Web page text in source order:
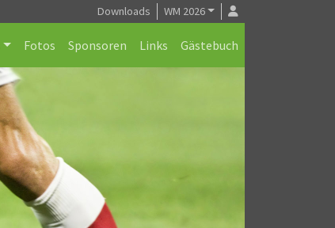
Downloads WM 2026
Fotos Sponsoren Links Gästebuch